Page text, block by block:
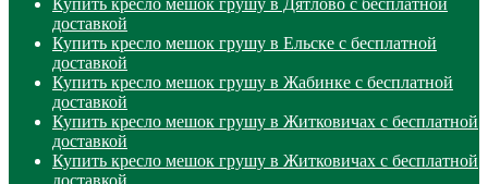
Купить кресло мешок грушу в Дятлово с бесплатной
доставкой
Купить кресло мешок грушу в Ельске с бесплатной
доставкой
Купить кресло мешок грушу в Жабинке с бесплатной
доставкой
Купить кресло мешок грушу в Житковичах с бесплатной
доставкой
Купить кресло мешок грушу в Житковичах с бесплатной
доставкой